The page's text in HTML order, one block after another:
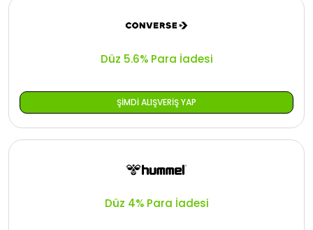
Düz 5.6% Para İadesi
ŞIMDI ALIŞVERIŞ YAP
Düz 4% Para İadesi